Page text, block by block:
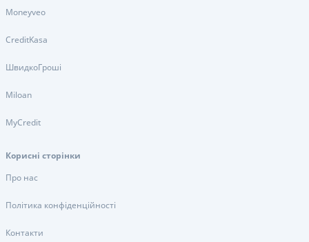
Moneyveo
CreditKasa
ШвидкоГроші
Miloan
MyCredit
Корисні сторінки
Про нас
Політика конфіденційності
Контакти